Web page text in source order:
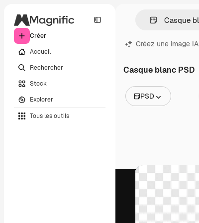
Créer
Accueil
Rechercher
Stock
Explorer
Tous les outils
Créez une image IA
Casque blanc PSD
PSD
Vidéos
Icônes
Modèles 3D
Polices